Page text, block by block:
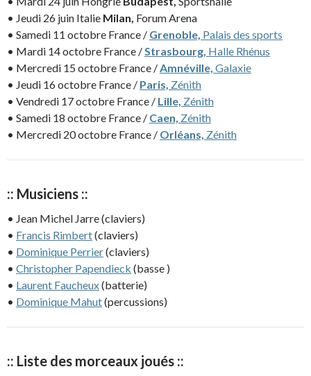
• Jeudi 26 juin Italie Milan, Forum Arena
• Samedi 11 octobre France / Grenoble, Palais des sports
• Mardi 14 octobre France /Strasbourg, Halle Rhénus
• Mercredi 15 octobre France /Amnéville, Galaxie
• Jeudi 16 octobre France / Paris, Zénith
• Vendredi 17 octobre France / Lille, Zénith
• Samedi 18 octobre France / Caen, Zénith
• Mercredi 20 octobre France / Orléans, Zénith
:: Musiciens ::
• Jean Michel Jarre (claviers)
• Francis Rimbert(claviers)
• Dominique Perrier(claviers)
• Christopher Papendieck (basse )
• Laurent Faucheux(batterie)
• Dominique Mahut(percussions)
:: Liste des morceaux joués ::